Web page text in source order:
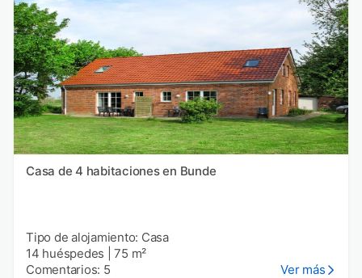
Casa de 4 habitaciones en Bunde
Tipo de alojamiento: Casa
14 huéspedes |75 m²
Comentarios: 5
Ver más